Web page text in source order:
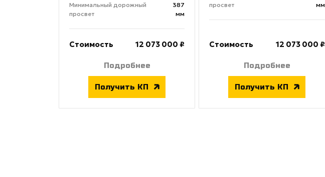
Минимальный дорожный
просвет
387
мм
Стоимость 12 073 000 ₽
Подробнее
Получить КП
просвет
мм
Стоимость 12 073 000 ₽
Подробнее
Получить КП